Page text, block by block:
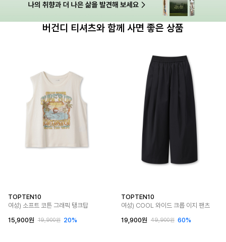
버건디 티셔츠와 함께 사면 좋은 상품
TOPTEN10
여성) 소프트 코튼 그래픽 탱크탑
15,900원
19,900원 20%
TOPTEN10
여성) COOL 와이드 크롭 이지 팬츠
19,900원
49,900원 60%